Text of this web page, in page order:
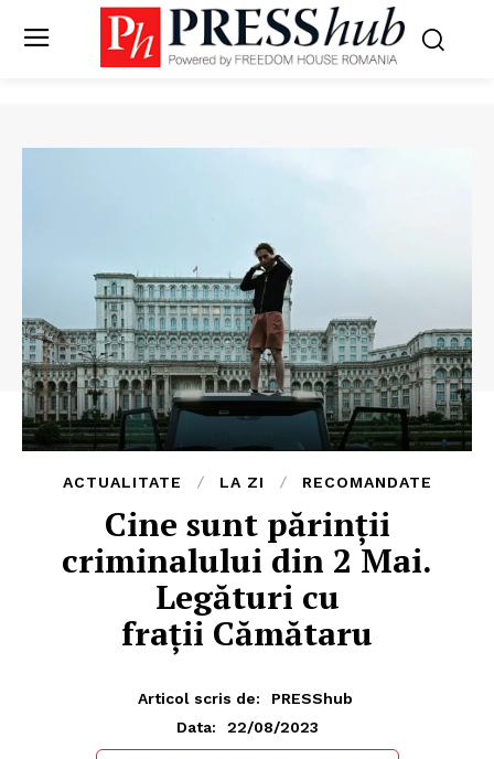
ACTUALITATE LA ZI RECOMANDATE
Cine sunt părinții
criminalului din 2 Mai.
Legături cu
frații Cămătaru
Articol scris de:
PRESShub
Data:
22/08/2023